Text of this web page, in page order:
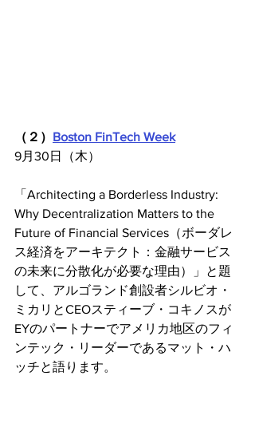
（２）
Boston FinTech Week
9月30日（木）
「Architecting a Borderless Industry:
Why Decentralization Matters to the
Future of Financial Services（ボーダレ
ス経済をアーキテクト：金融サービス
の未来に分散化が必要な理由）」と題
して、アルゴランド創設者シルビオ・
ミカリとCEOスティーブ・コキノスが
EYのパートナーでアメリカ地区のフィ
ンテック・リーダーであるマット・ハ
ッチと語ります。